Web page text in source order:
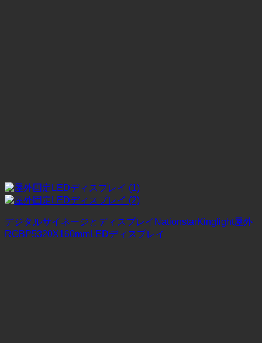
デジタルサイネージとディスプレイNationstarKinglight屋外
RGBP5320X160mmLEDディスプレイ